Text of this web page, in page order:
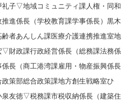
子▽地域コミュニティ課人権・同和
進係長（学校教育課学事係長）黒木
者あんしん課医療介護連携推進室地
▽財政課行政経営係長（総務課法務係
長（商工港湾課雇用・物産振興係長
策部総合政策課地方創生戦略室ひ
泉友徳▽税務課市税収納係長（建築住